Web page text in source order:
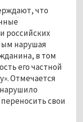
что
российских
нарушая
в том
его частной
Отмечается
свои